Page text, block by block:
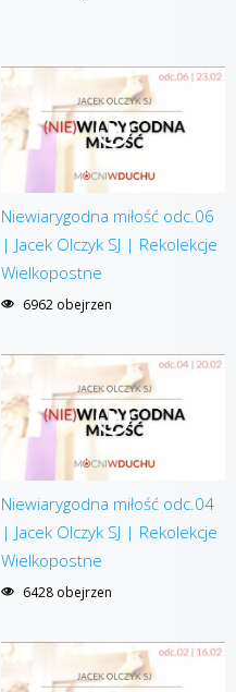
Niewiarygodna miłość odc.06
| Jacek Olczyk SJ | Rekolekcje
Wielkopostne
6962 obejrzen
Niewiarygodna miłość odc.04
| Jacek Olczyk SJ | Rekolekcje
Wielkopostne
6428 obejrzen